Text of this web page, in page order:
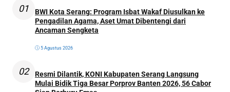
01
BWI Kota Serang: Program Isbat Wakaf Diusulkan ke
Pengadilan Agama, Aset Umat Dibentengi dari
Ancaman Sengketa
5 Agustus 2026
02
Resmi Dilantik, KONI Kabupaten Serang Langsung
Mulai Bidik Tiga Besar Porprov Banten 2026, 56 Cabor